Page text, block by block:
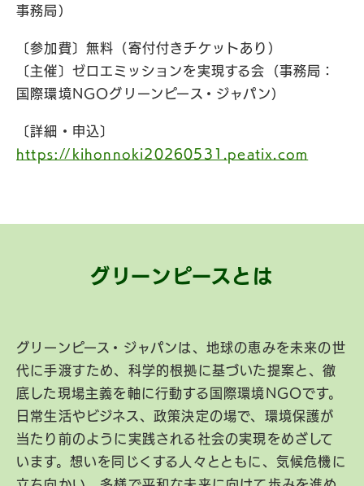
事務局）
〔参加費〕無料（寄付付きチケットあり）
〔主催〕ゼロエミッションを実現する会（事務局：
国際環境NGOグリーンピース・ジャパン）
〔詳細・申込〕
https://kihonnoki20260531.peatix.com
グリーンピースとは
グリーンピース・ジャパンは、地球の恵みを未来の世
代に手渡すため、科学的根拠に基づいた提案と、徹
底した現場主義を軸に行動する国際環境NGOです。
日常生活やビジネス、政策決定の場で、環境保護が
当たり前のように実践される社会の実現をめざして
います。想いを同じくする人々とともに、気候危機に